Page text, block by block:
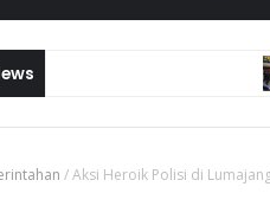
/Aksi Heroik Polisi di